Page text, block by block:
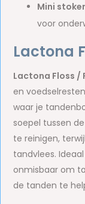
Mini
voor
Lactona
Lactona Floss /
en
waar je
soepel tussen
te reinigen,
tandvlees.
onmisbaar om
de tanden te